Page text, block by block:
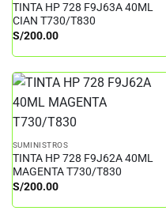
TINTA HP 728 F9J63A 40ML
CIAN T730/T830
S/200.00
SUMINISTROS
TINTA HP 728 F9J62A 40ML
MAGENTA T730/T830
S/200.00